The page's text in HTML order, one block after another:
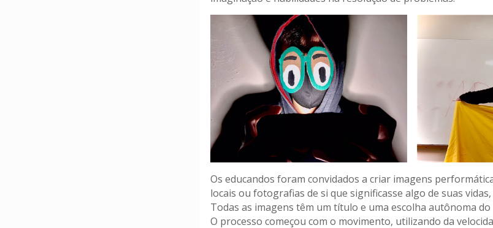
Os educandos foram convidados a criar imagens
locais ou fotografias de si que significasse algo de suas
Todas as imagens têm um título e uma escolha autônoma
O processo começou com o movimento, utilizando da